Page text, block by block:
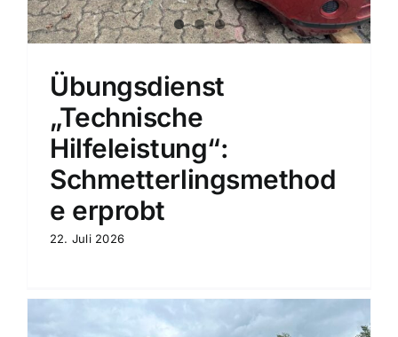
Übungsdienst
„Technische
Hilfeleistung“:
Schmetterlingsmethod
e erprobt
22. Juli 2026